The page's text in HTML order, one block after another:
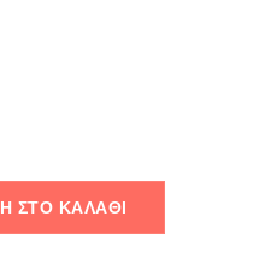
ΣΤΟ ΚΑΛΆΘΙ